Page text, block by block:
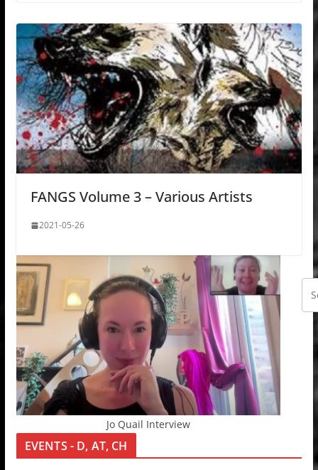
FANGS Volume 3 – Various Artists
2021-05-26
Jo Quail Interview
EVENTS - D, AT, CH